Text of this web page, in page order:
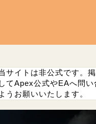
サイトは非公式です。
してApex公式やEAへ問い
うお願いいたします。